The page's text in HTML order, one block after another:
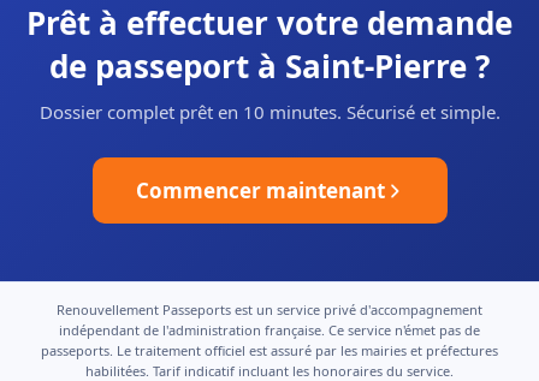
Prêt à effectuer votre demande
de passeport à Saint-Pierre ?
Dossier complet prêt en 10 minutes. Sécurisé et simple.
Commencer maintenant
Renouvellement Passeports est un service privé d'accompagnement
indépendant de l'administration française. Ce service n'émet pas de
passeports. Le traitement officiel est assuré par les mairies et préfectures
habilitées. Tarif indicatif incluant les honoraires du service.